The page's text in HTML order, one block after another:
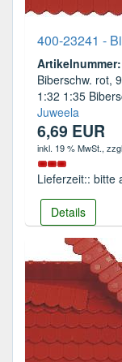
400-23241 -
Artikelnummer:
Biberschw. rot,
1:32 1:35
Juweela
6,69 EUR
inkl. 19 % MwSt.,
Lieferzeit:: bitte
Details